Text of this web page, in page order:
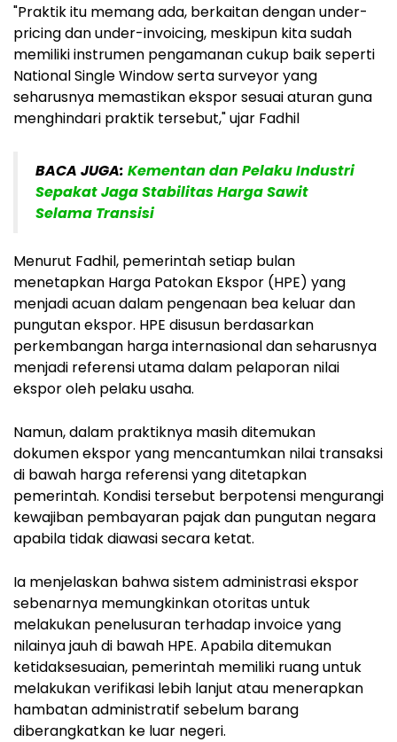
"Praktik itu memang ada, berkaitan dengan under-
pricing dan under-invoicing, meskipun kita sudah
memiliki instrumen pengamanan cukup baik seperti
National Single Window serta surveyor yang
seharusnya memastikan ekspor sesuai aturan guna
menghindari praktik tersebut," ujar Fadhil
BACA JUGA: Kementan dan Pelaku Industri
Sepakat Jaga Stabilitas Harga Sawit
Selama Transisi
Menurut Fadhil, pemerintah setiap bulan
menetapkan Harga Patokan Ekspor (HPE) yang
menjadi acuan dalam pengenaan bea keluar dan
pungutan ekspor. HPE disusun berdasarkan
perkembangan harga internasional dan seharusnya
menjadi referensi utama dalam pelaporan nilai
ekspor oleh pelaku usaha.
Namun, dalam praktiknya masih ditemukan
dokumen ekspor yang mencantumkan nilai transaksi
di bawah harga referensi yang ditetapkan
pemerintah. Kondisi tersebut berpotensi mengurangi
kewajiban pembayaran pajak dan pungutan negara
apabila tidak diawasi secara ketat.
Ia menjelaskan bahwa sistem administrasi ekspor
sebenarnya memungkinkan otoritas untuk
melakukan penelusuran terhadap invoice yang
nilainya jauh di bawah HPE. Apabila ditemukan
ketidaksesuaian, pemerintah memiliki ruang untuk
melakukan verifikasi lebih lanjut atau menerapkan
hambatan administratif sebelum barang
diberangkatkan ke luar negeri.